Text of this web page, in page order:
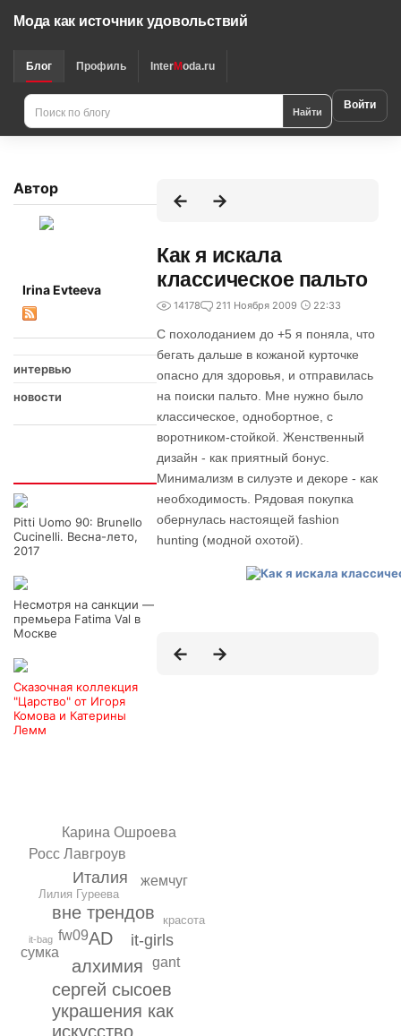
Мода как источник удовольствий
Блог Профиль InterModa.ru
Найти Войти
Автор
Irina Evteeva
интервью
новости
Pitti Uomo 90: Brunello
Cucinelli. Весна-лето,
2017
Несмотря на санкции —
премьера Fatima Val в
Москве
Сказочная коллекция
"Царство" от Игоря
Комова и Катерины
Лемм
сергей сысоев
алхимия
украшения как
искусство
AD
вне трендов
it-girls
Италия
Росс Лавгроув
Карина Ошроева
gant
fw09
жемчуг
сумка
Лилия Гуреева
красота
it-bag
Как я искала
классическое пальто
14178 211 Ноября 2009 22:33
С похолоданием до +5 я поняла, что
бегать дальше в кожаной курточке
опасно для здоровья, и отправилась
на поиски пальто. Мне нужно было
классическое, однобортное, с
воротником-стойкой. Женственный
дизайн - как приятный бонус.
Минимализм в силуэте и декоре - как
необходимость. Рядовая покупка
обернулась настоящей fashion
hunting (модной охотой).